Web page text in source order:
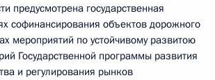
предусмотрена государственная
софинансирования объектов дорожного
мероприятий по устойчивому развитою
Государственной программы развития
и регулирования рынков